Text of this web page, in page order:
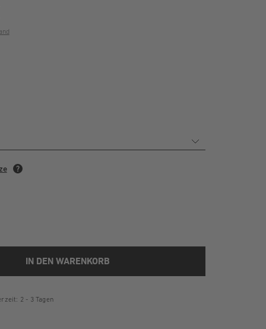
IN DEN WARENKORB
2 - 3 Tagen